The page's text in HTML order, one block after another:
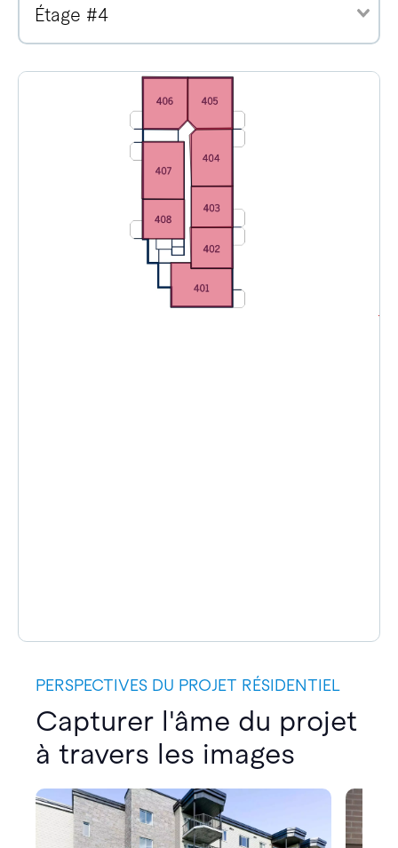
Étage #4
PERSPECTIVES DU PROJET RÉSIDENTIEL
Capturer l'âme du projet
à travers les images